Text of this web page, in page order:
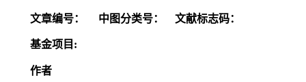
文章编号： 中图分类号： 文献标志码：
基金项目:
作者